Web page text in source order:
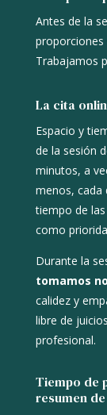
Antes de la
Trabajamos
La cita
Espacio y
de la sesión
minutos, a
menos, cada
tiempo de
como
Durante la
tomamos
calidez y
libre de
profesional.
Tiempo de
resumen